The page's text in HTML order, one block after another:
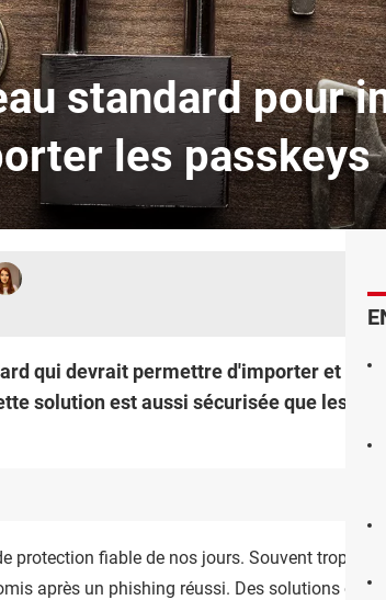
standard pour
les passkeys
qui devrait permettre d'importer et
solution est aussi sécurisée que les
protection fiable de nos jours. Souvent trop
après un phishing réussi. Des solutions ont